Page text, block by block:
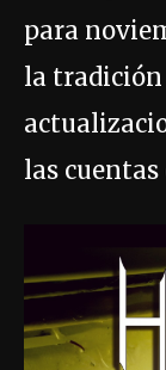
para
la tradición
las